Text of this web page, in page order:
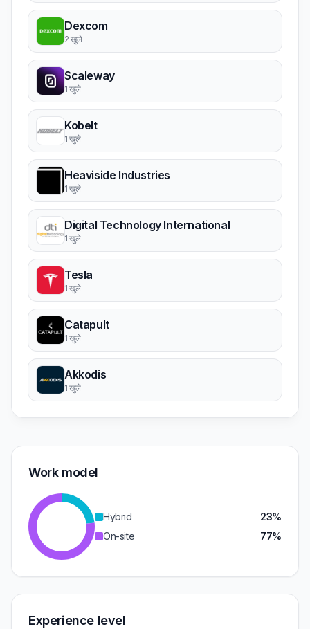
Dexcom
2 खुले
Scaleway
1 खुले
Kobelt
1 खुले
Heaviside Industries
1 खुले
Digital Technology International
1 खुले
Tesla
1 खुले
Catapult
1 खुले
Akkodis
1 खुले
Work model
Hybrid
23%
On-site
77%
Experience level